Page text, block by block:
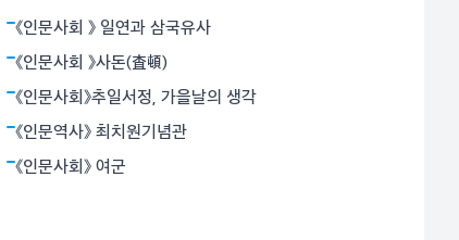
《인문사회 》 일연과 삼국유사
《인문사회 》사돈(査頓)
《인문사회》추일서정, 가을날의 생각
《인문역사》 최치원기념관
《인문사회》 여군